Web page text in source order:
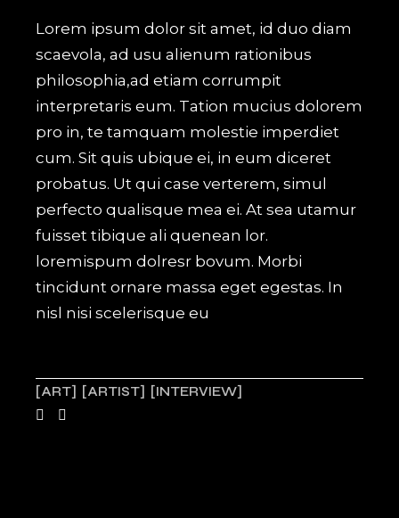
Lorem ipsum dolor sit amet, id duo diam
scaevola, ad usu alienum rationibus
philosophia,ad etiam corrumpit
interpretaris eum. Tation mucius dolorem
pro in, te tamquam molestie imperdiet
cum. Sit quis ubique ei, in eum diceret
probatus. Ut qui case verterem, simul
perfecto qualisque mea ei. At sea utamur
fuisset tibique ali quenean lor.
loremispum dolresr bovum. Morbi
tincidunt ornare massa eget egestas. In
nisl nisi scelerisque eu
ART ARTIST INTERVIEW